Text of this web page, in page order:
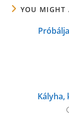
YOU MIGHT
Kályha,